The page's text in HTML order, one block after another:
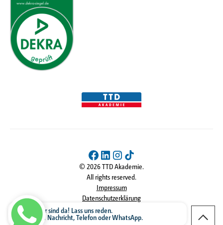
© 2026TTD Akademie.
All rights reserved.
Impressum
Datenschutzerklärung
AGB
Fragen? Wir sind da! Lass uns reden.
Kontakt via Nachricht, Telefon oder WhatsApp.